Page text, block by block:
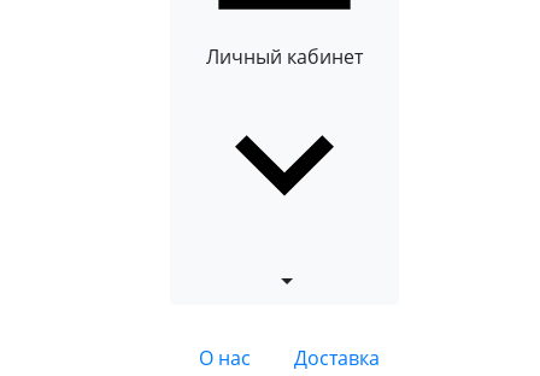
Личный кабинет
О нас
Доставка